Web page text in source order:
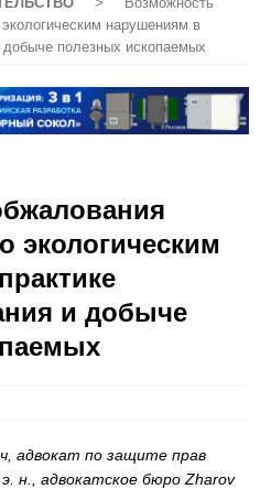
нарушениям в
добыче полезных ископаемых
экологическим
и добыче
адвокат по защите прав
н., адвокатское бюро Zharov